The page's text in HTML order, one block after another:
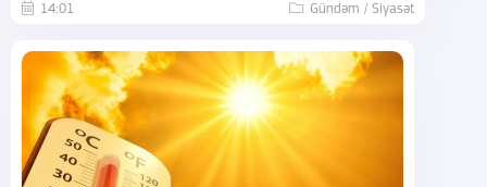
14:01 Gündəm / Siyasət